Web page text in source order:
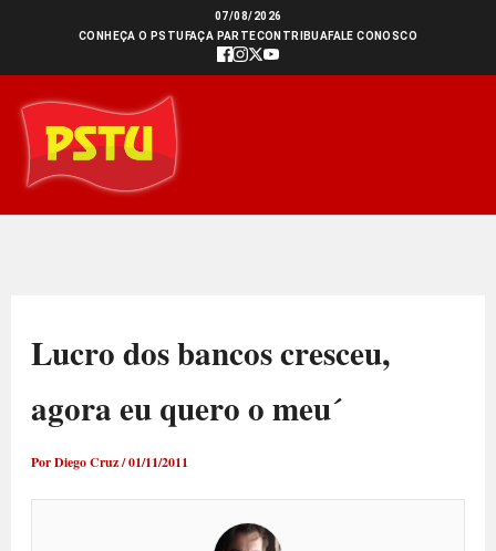
conteúdo
07/08/2026
CONHEÇA O PSTU FAÇA PARTECONTRIBUAFALE CONOSCO
Lucro dos bancos cresceu,
agora eu quero o meu´
PorDiego Cruz/01/11/2011